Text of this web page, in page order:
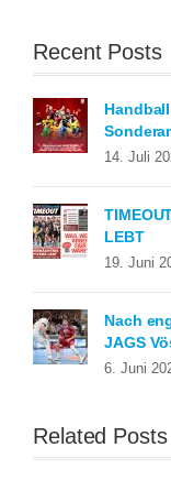
Recent Posts
14. Juli
LEBT
19. Juni
Nach
JAGS
6. Juni
Related Posts